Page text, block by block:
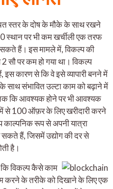
स्तर के दोष के मौके के साथ रखने
स्थान पर भी कम खर्चीली एक तरफ
हैं। इस मामले में, विकल्प की
सौ पर कम हो गया था। विकल्प
कारण से कि वे इसे व्यापारी बनने में
साथ संभावित उल्टा काम को बढ़ाने में
​​कि आवश्यक होने पर भी आवश्यक
से 100 ऑफ़र के लिए खरीदारी करने
रूप से अपनी यात्रा
हैं, जिसमें उद्योग की दर से
है।
कि विकल्प कैसे काम
के तरीके को दिखाने के लिए एक